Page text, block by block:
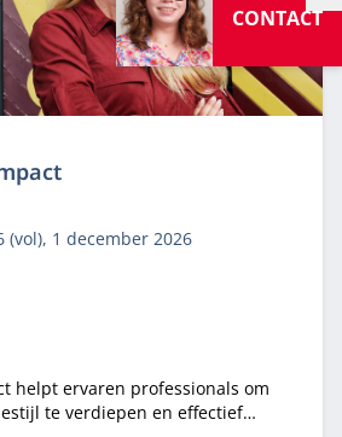
(vol), 1 december 2026
helpt ervaren professionals om
te verdiepen en effectief
CONTACT